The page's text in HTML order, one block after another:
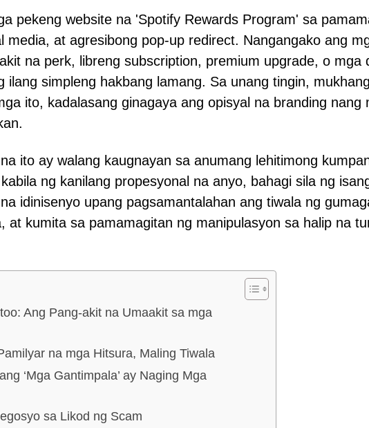
pekeng website na 'Spotify Rewards Program' sa
media, at agresibong pop-up redirect. Nangangako ang
na perk, libreng subscription, premium upgrade, o mga
ilang simpleng hakbang lamang. Sa unang tingin,
ito, kadalasang ginagaya ang opisyal na branding nang
ito ay walang kaugnayan sa anumang lehitimong
ng kanilang propesyonal na anyo, bahagi sila ng
idinisenyo upang pagsamantalahan ang tiwala ng
at kumita sa pamamagitan ng manipulasyon sa halip na
Ang Pang-akit na Umaakit sa mga
na mga Hitsura, Maling Tiwala
‘Mga Gantimpala’ ay Naging Mga
sa Likod ng Scam